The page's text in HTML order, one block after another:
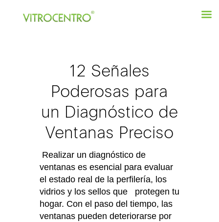
12 Señales
Poderosas para
un Diagnóstico de
Ventanas Preciso
Realizar un diagnóstico de
ventanas es esencial para evaluar
el estado real de la perfilería, los
vidrios y los sellos que protegen tu
hogar. Con el paso del tiempo, las
ventanas pueden deteriorarse por